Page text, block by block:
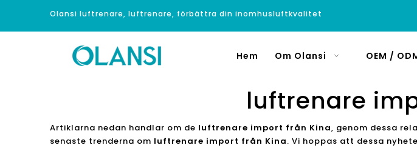
Olansi luftrenare, luftrenare, förbättra din inomhusluftkvalitet
Hem Om Olansi OEM /
luftrenare
Artiklarna nedan handlar om de luftrenare import från Kina, genom dessa
senaste trenderna om luftrenare import från Kina. Vi hoppas att dessa